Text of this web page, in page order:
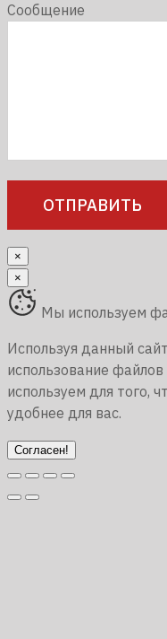
Сообщение
×
×
Мы используем
Используя данный
использование
используем для того,
удобнее для вас.
Согласен!